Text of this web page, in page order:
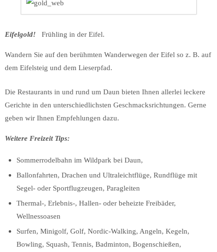
Eifelgold! Frühling in der Eifel.
Wandern Sie auf den berühmten Wanderwegen der Eifel so z. B. auf
dem Eifelsteig und dem Lieserpfad.
Die Restaurants in und rund um Daun bieten Ihnen allerlei leckere
Gerichte in den unterschiedlichsten Geschmacksrichtungen. Gerne
geben wir Ihnen Empfehlungen dazu.
Weitere Freizeit Tips:
Sommerrodelbahn im Wildpark bei Daun,
Ballonfahrten, Drachen und Ultraleichtflüge, Rundflüge mit
Segel- oder Sportflugzeugen, Paragleiten
Thermal-, Erlebnis-, Hallen- oder beheizte Freibäder,
Wellnessoasen
Surfen, Minigolf, Golf, Nordic-Walking, Angeln, Kegeln,
Bowling, Squash, Tennis, Badminton, Bogenschießen,